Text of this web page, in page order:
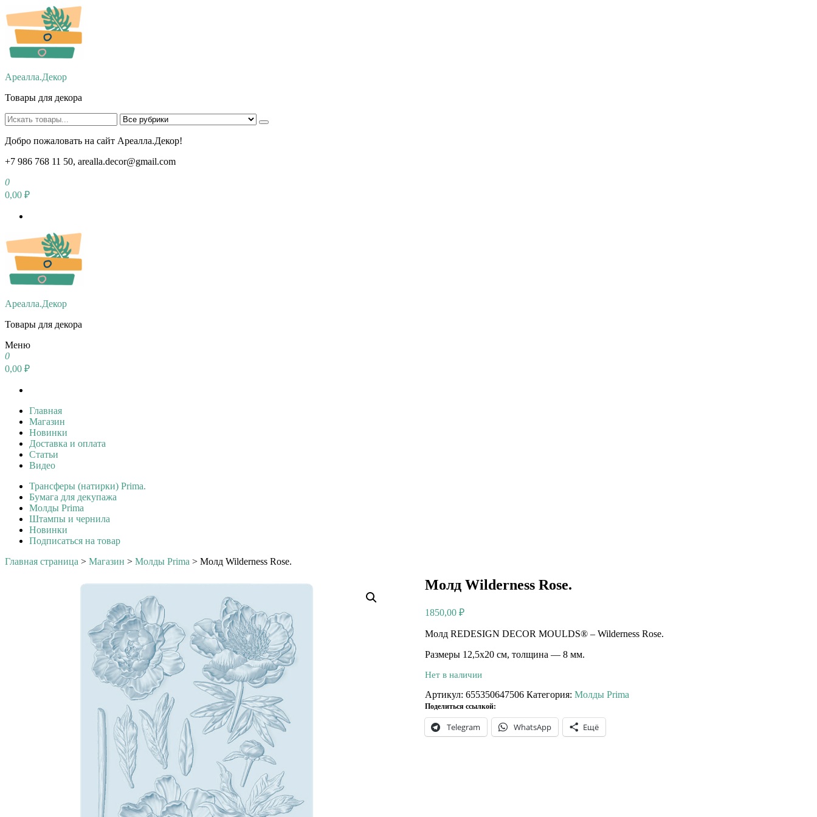
Перейти
к
содержимому
Ареалла.Декор
Товары для декора
Добро пожаловать на сайт Ареалла.Декор!
+7 986 768 11 50, arealla.decor@gmail.com
0
0,00 ₽
Ареалла.Декор
Товары для декора
Меню
0
0,00 ₽
Главная
Магазин
Новинки
Доставка и оплата
Статьи
Видео
Трансферы (натирки) Prima.
Бумага для декупажа
Молды Prima
Штампы и чернила
Новинки
Подписаться на товар
Главная страница > Магазин > Молды Prima > Молд Wilderness Rose.
Молд Wilderness Rose.
1850,00 ₽
Молд REDESIGN DECOR MOULDS® – Wilderness Rose.
Размеры 12,5х20 см, толщина — 8 мм.
Нет в наличии
Артикул: 655350647506 Категория: Молды Prima
Поделиться ссылкой:
Telegram WhatsApp Ещё